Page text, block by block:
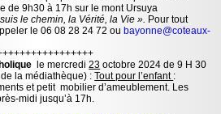
de 9h30 à 17h sur le mont Ursuya
le chemin, la Vérité, la Vie ». Pour tout
le 06 08 28 24 72 oubayonne@coteaux-
le mercredi23 octobre 2024 de 9 H 30
la médiathèque) :Tout pour l’enfant :
et petit mobilier d’ameublement. Les
midi jusqu’à 17h.